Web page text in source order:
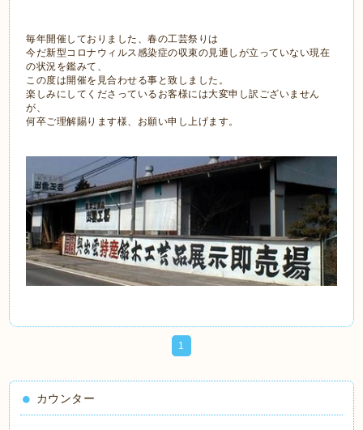
毎年開催しておりました、春の工芸祭りは
今だ新型コロナウィルス感染症の収束の見通しが立っていない現在
の状況を鑑みて、
この度は開催を見合わせる事と致しました。
楽しみにしてくださっているお客様には大変申し訳ございません
が、
何卒ご理解賜ります様、お願い申し上げます。
1
カウンター